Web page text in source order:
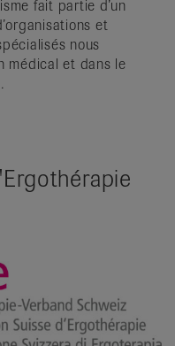
fait partie d’un
et
nous
médical et dans le